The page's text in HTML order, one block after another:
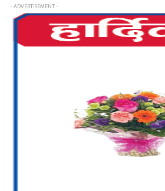
- ADVERTISEMENT -